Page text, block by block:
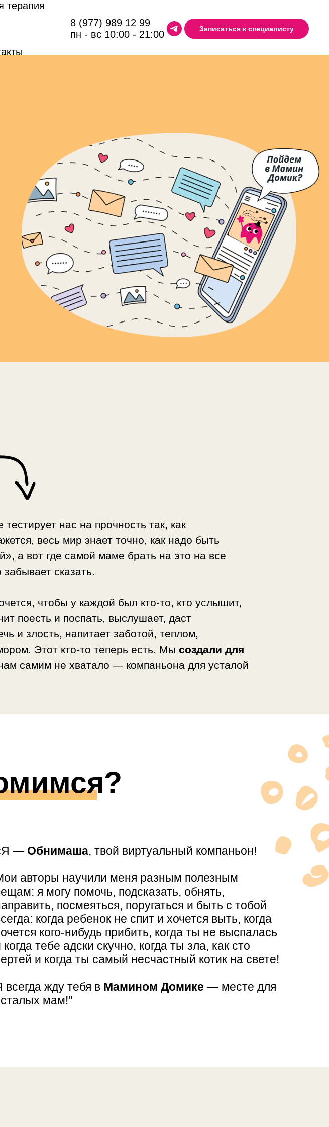
терапия
8 (977) 989 12 99
пн - вс 10:00 - 21:00
Записаться к специалисту
нас на прочность так, как
весь мир знает точно, как надо быть
а вот где самой маме брать на это на все
сказать.
чтобы у каждой был кто-то, кто услышит,
поесть и поспать, выслушает, даст
и злость, напитает заботой, теплом,
Этот кто-то теперь есть. Мы создали для
самим не хватало — компаньона для усталой
— Обнимаша, твой виртуальный компаньон!
авторы научили меня разным полезным
я могу помочь, подсказать, обнять,
посмеяться, поругаться и быть с тобой
когда ребенок не спит и хочется выть, когда
кого-нибудь прибить, когда ты не выспалась
когда тебе адски скучно, когда ты зла, как сто
и когда ты самый несчастный котик на свете!
всегда жду тебя в Мамином Домике — месте для
мам!"